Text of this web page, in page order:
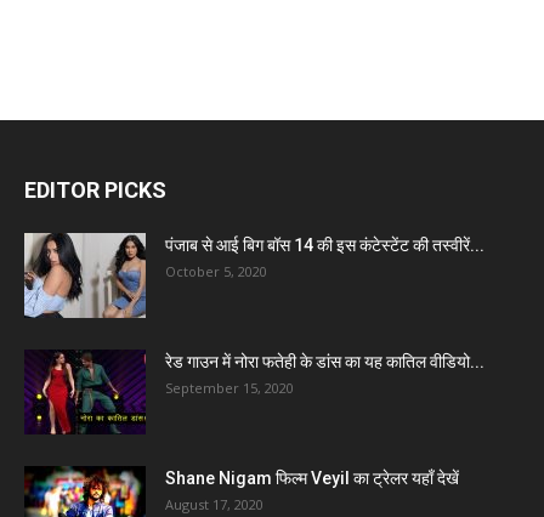
EDITOR PICKS
पंजाब से आई बिग बॉस 14 की इस कंटेस्टेंट की तस्वीरें...
October 5, 2020
रेड गाउन में नोरा फतेही के डांस का यह कातिल वीडियो...
September 15, 2020
Shane Nigam फिल्म Veyil का ट्रेलर यहाँ देखें
August 17, 2020